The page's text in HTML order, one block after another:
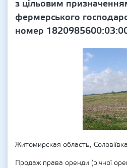
з цільовим
фермерського
номер
Житомирская область, Соловіївка
Продаж права оренди (річної